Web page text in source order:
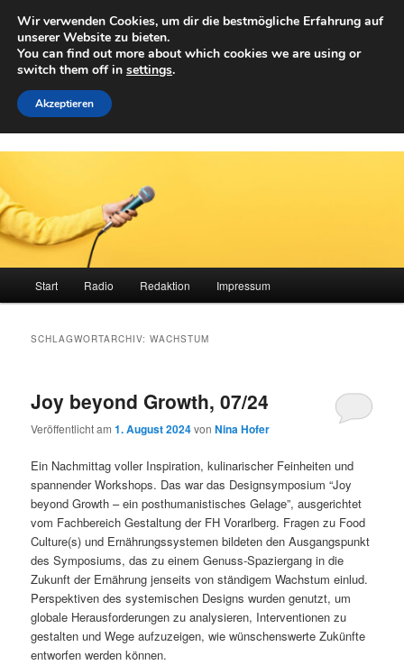
primären
Inhalt
springen
sekundären
Inhalt
springenAchwelle
Campus Medien der Fachhochschule Vorarlberg
Start Radio Redaktion Impressum
SCHLAGWORTARCHIV:WACHSTUM
Joy beyond Growth, 07/24
Veröffentlicht am1. August 2024vonNina Hofer
Ein Nachmittag voller Inspiration, kulinarischer Feinheiten und
spannender Workshops. Das war das Designsymposium “Joy
beyond Growth – ein posthumanistisches Gelage”, ausgerichtet
vom Fachbereich Gestaltung der FH Vorarlberg. Fragen zu Food
Culture(s) und Ernährungssystemen bildeten den Ausgangspunkt
des Symposiums, das zu einem Genuss-Spaziergang in die
Zukunft der Ernährung jenseits von ständigem Wachstum einlud.
Perspektiven des systemischen Designs wurden genutzt, um
globale Herausforderungen zu analysieren, Interventionen zu
gestalten und Wege aufzuzeigen, wie wünschenswerte Zukünfte
entworfen werden können.
Wir verwenden Cookies, um dir die bestmögliche Erfahrung auf
unserer Website zu bieten.
You can find out more about which cookies we are using or
switch them off in settings.
Akzeptieren